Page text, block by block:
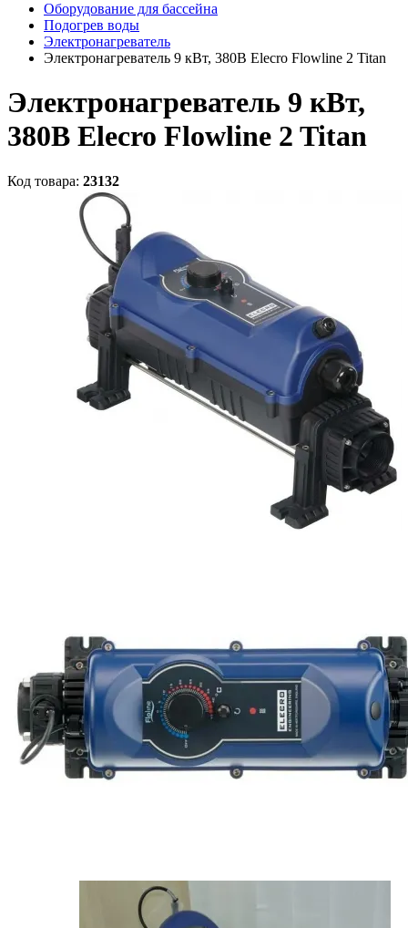
Оборудование для бассейна
Подогрев воды
Электронагреватель
Электронагреватель 9 кВт, 380В Elecro Flowline 2 Titan
Электронагреватель 9 кВт,
380В Elecro Flowline 2 Titan
Код товара: 23132